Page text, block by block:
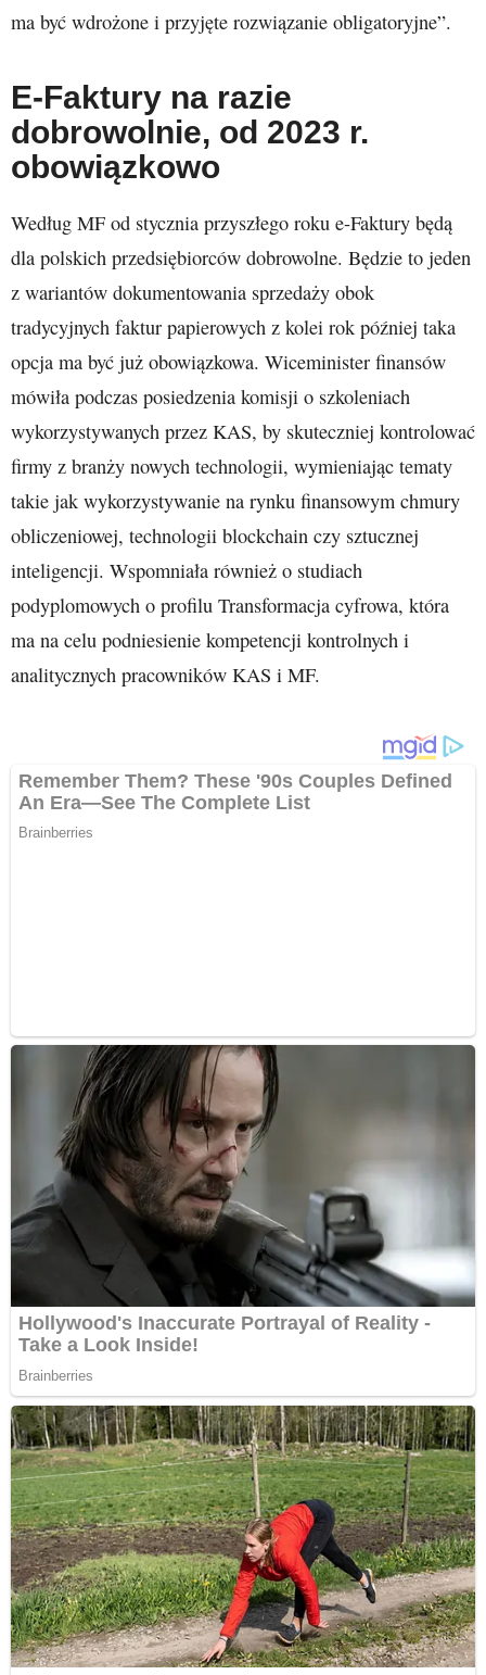
ma być wdrożone i przyjęte rozwiązanie obligatoryjne”.
E-Faktury na razie
dobrowolnie, od 2023 r.
obowiązkowo
Według MF od stycznia przyszłego roku e-Faktury będą
dla polskich przedsiębiorców dobrowolne. Będzie to jeden
z wariantów dokumentowania sprzedaży obok
tradycyjnych faktur papierowych z kolei rok później taka
opcja ma być już obowiązkowa. Wiceminister finansów
mówiła podczas posiedzenia komisji o szkoleniach
wykorzystywanych przez KAS, by skuteczniej kontrolować
firmy z branży nowych technologii, wymieniając tematy
takie jak wykorzystywanie na rynku finansowym chmury
obliczeniowej, technologii blockchain czy sztucznej
inteligencji. Wspomniała również o studiach
podyplomowych o profilu Transformacja cyfrowa, która
ma na celu podniesienie kompetencji kontrolnych i
analitycznych pracowników KAS i MF.